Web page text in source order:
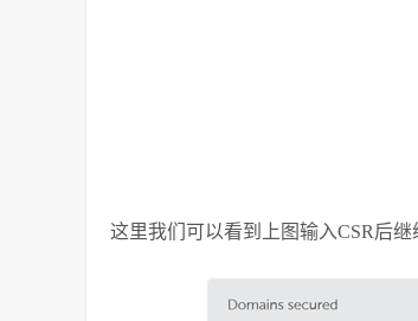
这里我们可以看到上图输入CSR后继